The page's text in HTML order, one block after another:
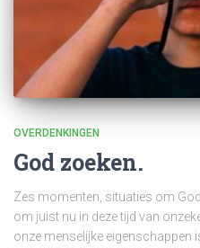
OVERDENKINGEN
God zoeken.
Zes momenten, situaties om
om juist nu in deze tijd van
onze menselijke